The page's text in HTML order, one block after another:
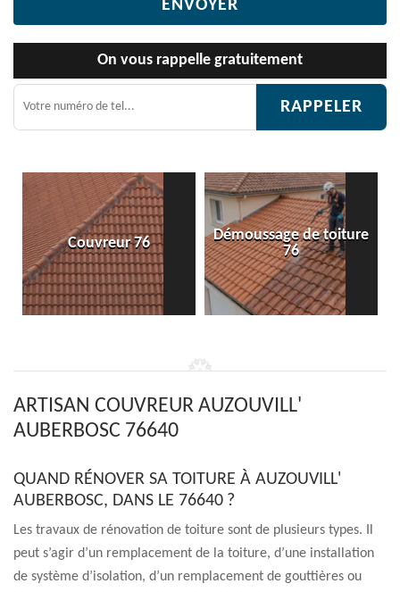
On vous rappelle gratuitement
Démoussage de toiture
76
Etanchéité toiture 76
ARTISAN COUVREUR AUZOUVILL'
AUBERBOSC 76640
QUAND RÉNOVER SA TOITURE À AUZOUVILL'
AUBERBOSC, DANS LE 76640 ?
Les travaux de rénovation de toiture sont de plusieurs types. Il
peut s’agir d’un remplacement de la toiture, d’une installation
de système d’isolation, d’un remplacement de gouttières ou